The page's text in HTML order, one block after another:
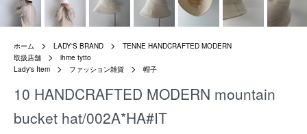
ホーム LADY'S BRAND
TENNE HANDCRAFTED MODERN
取扱店舗
ihme tytto
Lady's Item
ファッション雑貨 帽子
10 HANDCRAFTED MODERN mountain
bucket hat/002A*HA#IT